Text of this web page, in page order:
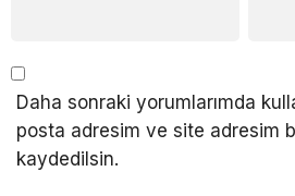
Daha sonraki yorumlarımda
posta adresim ve site adresim
kaydedilsin.